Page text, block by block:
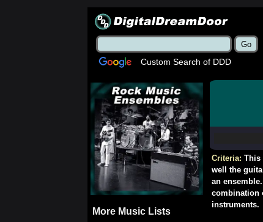
Custom Search of DDD
More Music Lists
Criteria: This
well the
an
combination
instruments.